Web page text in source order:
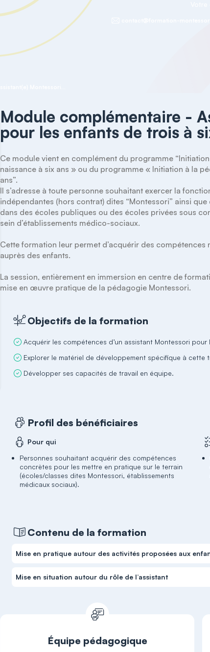
Module complémentaire -
pour les enfants de trois à
Ce module vient en complément du programme
naissance à six ans » ou du programme « Initiation à la
ans”.
Il s’adresse à toute personne souhaitant exercer la
indépendantes (hors contrat) dites “Montessori” ainsi
dans des écoles publiques ou des écoles privées sous
sein d’établissements médico-sociaux.
Cette formation leur permet d’acquérir des compétences
auprès des enfants.
La session, entièrement en immersion en centre de
mise en œuvre pratique de la pédagogie Montessori.
Objectifs de la formation
Acquérir les compétences d’un assistant Montessori pour
Explorer le matériel de développement spécifique à cette
Développer ses capacités de travail en équipe.
Profil des bénéficiaires
Pour qui
Personnes souhaitant acquérir des compétences
concrètes pour les mettre en pratique sur le terrain
(écoles/classes dites Montessori, établissements
médicaux sociaux).
Contenu de la formation
Mise en pratique autour des activités proposées aux
Mise en situation autour du rôle de l’assistant
Équipe pédagogique